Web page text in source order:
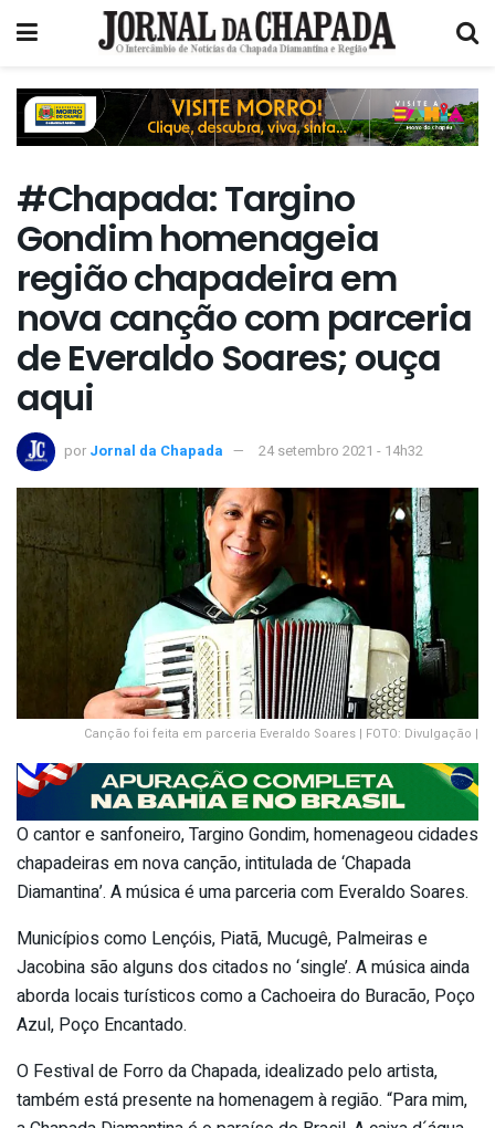
#Chapada: Targino
Gondim homenageia
região chapadeira em
nova canção com parceria
de Everaldo Soares; ouça
aqui
por Jornal da Chapada 24 setembro 2021 - 14h32
Canção foi feita em parceria Everaldo Soares | FOTO: Divulgação |
O cantor e sanfoneiro, Targino Gondim, homenageou cidades
chapadeiras em nova canção, intitulada de ‘Chapada
Diamantina’. A música é uma parceria com Everaldo Soares.
Municípios como Lençóis, Piatã, Mucugê, Palmeiras e
Jacobina são alguns dos citados no ‘single’. A música ainda
aborda locais turísticos como a Cachoeira do Buracão, Poço
Azul, Poço Encantado.
O Festival de Forro da Chapada, idealizado pelo artista,
também está presente na homenagem à região. “Para mim,